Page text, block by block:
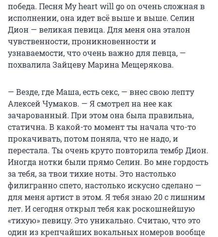
победа. Песня My heart will go on очень сложная в
исполнении, она идет всё выше и выше. Селин
Дион — великая певица. Для меня она эталон
чувственности, проникновенности и
узнаваемости, что очень важно для певца, —
похвалила Зайцеву Марина Мещерякова.
— Везде, где Маша, есть секс, — внес свою лепту
Алексей Чумаков. — Я смотрел на нее как
зачарованный. При этом она была правильна,
статична. В какой-то момент ты начала что-то
прокачивать, потом поняла, что не надо, и
перестала. Ты очень круто повторила тембр Дион.
Иногда нотки были прямо Селин. Во мне гордость
за тебя, за твои тихие ноты. Это настолько
филигранно спето, настолько искусно сделано —
для меня артист в этом. Я тебя знаю 20 с лишним
лет. И сегодня открыл тебя как роскошнейшую
«тихую» певицу. Это уникально. Считаю, что это
один из крепчайших вокальных номеров вообще